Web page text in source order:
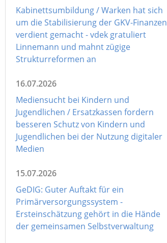
Kabinettsumbildung / Warken hat sich
um die Stabilisierung der GKV-Finanzen
verdient gemacht - vdek gratuliert
Linnemann und mahnt zügige
Strukturreformen an
16.07.2026
Mediensucht bei Kindern und
Jugendlichen / Ersatzkassen fordern
besseren Schutz von Kindern und
Jugendlichen bei der Nutzung digitaler
Medien
15.07.2026
GeDIG: Guter Auftakt für ein
Primärversorgungssystem -
Ersteinschätzung gehört in die Hände
der gemeinsamen Selbstverwaltung